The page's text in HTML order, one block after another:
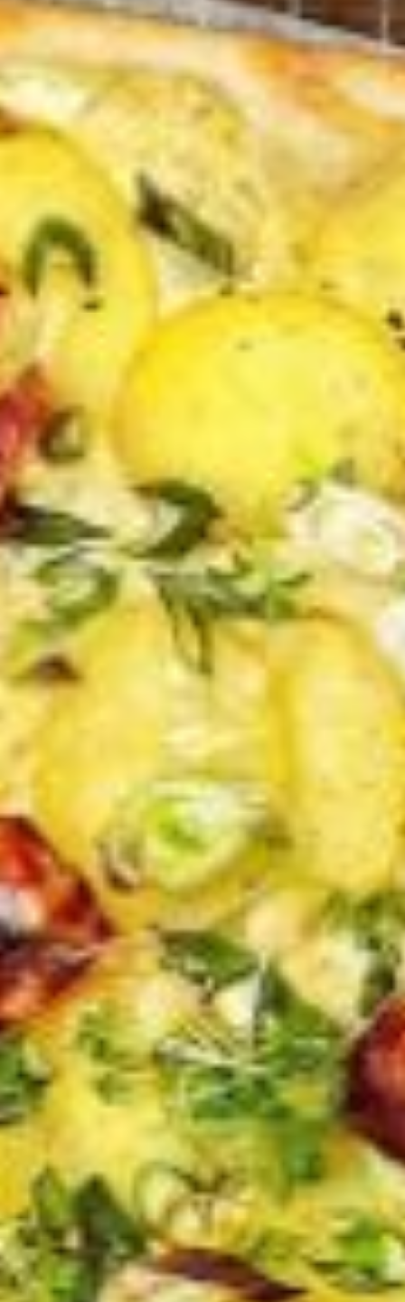
vos données personnelles dans la même mesure que celles de
la Suisse et/ou de l’UE/EEE.
En sélectionnant « Tout autoriser et continuer », vous
acceptez l’utilisation de tous les cookies. En cliquant sur le
bouton « Confirmer ma sélection », vous acceptez uniquement
les catégories que vous avez sélectionnées. Vous pouvez
modifier les paramètres des cookies depuis le lien situé au
bas de la page « Directives relatives à la protection des
données ». Vous trouverez plus de détails dans nos
Directives
relatives à la protection des données .
Cookies marketing